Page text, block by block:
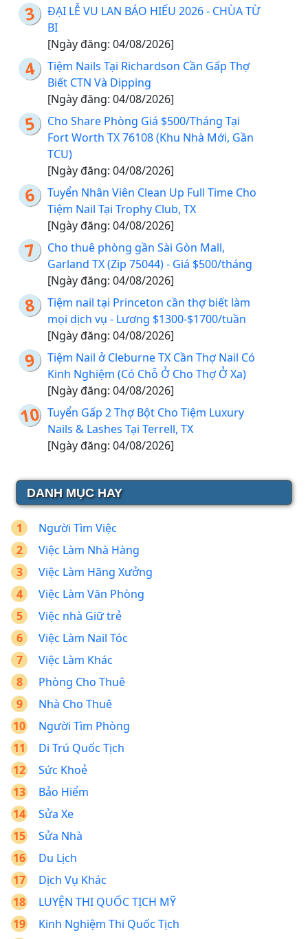
ĐẠI LỄ VU LAN BÁO HIẾU 2026 - CHÙA TỪ
BI
[Ngày đăng: 04/08/2026]
Tiệm Nails Tại Richardson Cần Gấp Thợ
Biết CTN Và Dipping
[Ngày đăng: 04/08/2026]
Cho Share Phòng Giá $500/Tháng Tại
Fort Worth TX 76108 (Khu Nhà Mới, Gần
TCU)
[Ngày đăng: 04/08/2026]
Tuyển Nhân Viên Clean Up Full Time Cho
Tiệm Nail Tại Trophy Club, TX
[Ngày đăng: 04/08/2026]
Cho thuê phòng gần Sài Gòn Mall,
Garland TX (Zip 75044) - Giá $500/tháng
[Ngày đăng: 04/08/2026]
Tiệm nail tại Princeton cần thợ biết làm
mọi dịch vụ - Lương $1300-$1700/tuần
[Ngày đăng: 04/08/2026]
Tiệm Nail ở Cleburne TX Cần Thợ Nail Có
Kinh Nghiệm (Có Chỗ Ở Cho Thợ Ở Xa)
[Ngày đăng: 04/08/2026]
Tuyển Gấp 2 Thợ Bột Cho Tiệm Luxury
Nails & Lashes Tại Terrell, TX
[Ngày đăng: 04/08/2026]
DANH MỤC HAY
Người Tìm Việc
Việc Làm Nhà Hàng
Việc Làm Hãng Xưởng
Việc Làm Văn Phòng
Việc nhà Giữ trẻ
Việc Làm Nail Tóc
Việc Làm Khác
Phòng Cho Thuê
Nhà Cho Thuê
Người Tìm Phòng
Di Trú Quốc Tịch
Sức Khoẻ
Bảo Hiểm
Sửa Xe
Sửa Nhà
Du Lịch
Dịch Vụ Khác
LUYỆN THI QUỐC TỊCH MỸ
Kinh Nghiệm Thi Quốc Tịch